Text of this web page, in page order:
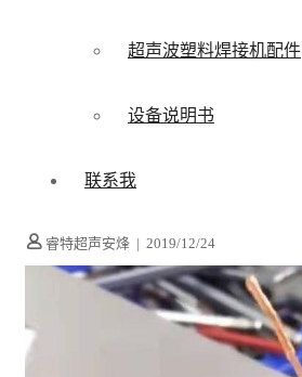
超声波塑料焊接机配件
设备说明书
联系我
睿特超声安烽 | 2019/12/24